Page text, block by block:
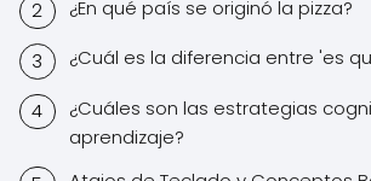
¿En qué país se originó la pizza?
¿Cuál es la diferencia entre 'es
¿Cuáles son las estrategias
aprendizaje?